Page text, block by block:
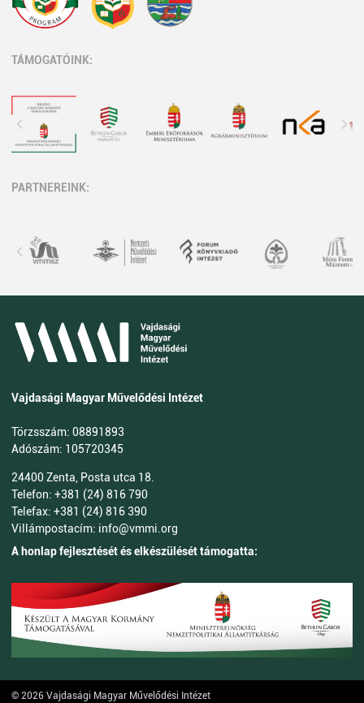
TÁMOGATÓINK:
PARTNEREINK:
Vajdasági Magyar Művelődési Intézet
Törzsszám: 08891893
Adószám: 105720345
24400 Zenta, Posta utca 18.
Telefon: +381 (24) 816 790
Telefax: +381 (24) 816 390
Villámpostacím: info@vmmi.org
A honlap fejlesztését és elkészülését támogatta:
© 2026 Vajdasági Magyar Művelődési Intézet